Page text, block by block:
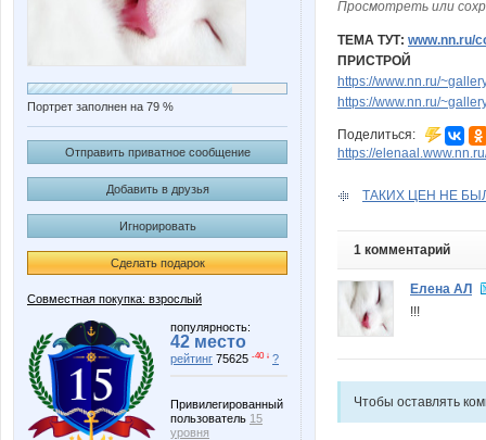
Портрет заполнен на 79 %
Отправить приватное сообщение
Добавить в друзья
Игнорировать
Сделать подарок
Совместная покупка: взрослый
популярность:
42 место
рейтинг 75625 -40 ↓ ?
Привилегированный
пользователь 15
уровня
Просмотреть или
ТЕМА ТУТ: www.nn.ru/
ПРИСТРОЙ
https://www.nn.ru/
https://www.nn.ru/
Поделиться:
https://
ТАКИХ ЦЕН НЕ
1 комментарий
Елена АЛ
!!!
Чтобы оставлять